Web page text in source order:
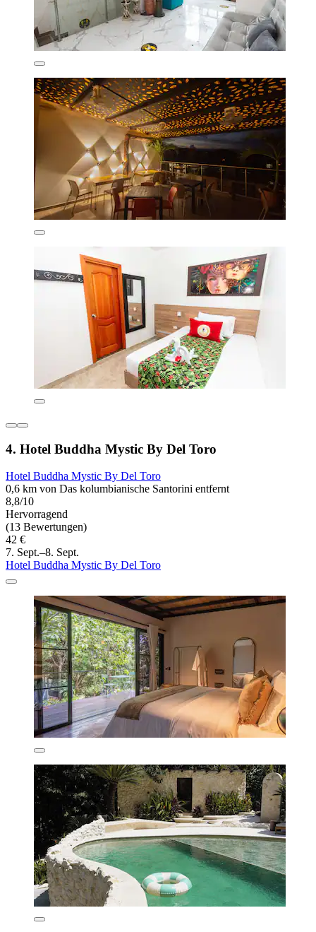
4. Hotel Buddha Mystic By Del Toro
Hotel Buddha Mystic By Del Toro
0,6 km von Das kolumbianische Santorini entfernt
8,8/10
Hervorragend
(13 Bewertungen)
42 €
7. Sept.–8. Sept.
Hotel Buddha Mystic By Del Toro